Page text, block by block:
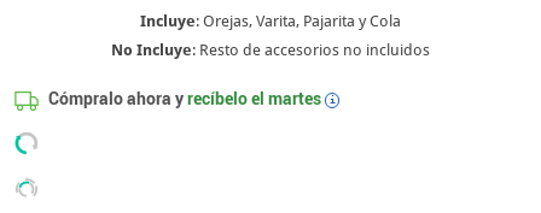
Incluye: Orejas, Varita, Pajarita y Cola
No Incluye: Resto de accesorios no incluidos
Cómpralo ahora yrecíbelo el martes i